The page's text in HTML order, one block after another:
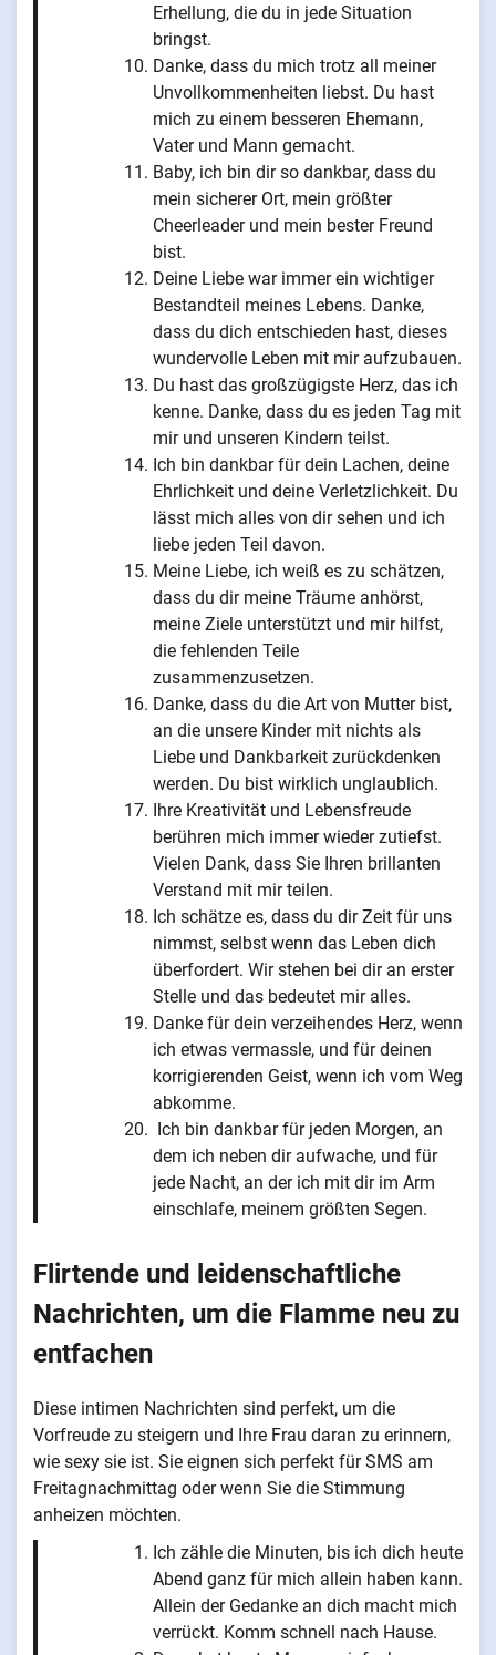
Erhellung, die du in jede Situation
bringst.
Danke, dass du mich trotz all meiner
Unvollkommenheiten liebst. Du hast
mich zu einem besseren Ehemann,
Vater und Mann gemacht.
Baby, ich bin dir so dankbar, dass du
mein sicherer Ort, mein größter
Cheerleader und mein bester Freund
bist.
Deine Liebe war immer ein wichtiger
Bestandteil meines Lebens. Danke,
dass du dich entschieden hast, dieses
wundervolle Leben mit mir aufzubauen.
Du hast das großzügigste Herz, das ich
kenne. Danke, dass du es jeden Tag mit
mir und unseren Kindern teilst.
Ich bin dankbar für dein Lachen, deine
Ehrlichkeit und deine Verletzlichkeit. Du
lässt mich alles von dir sehen und ich
liebe jeden Teil davon.
Meine Liebe, ich weiß es zu schätzen,
dass du dir meine Träume anhörst,
meine Ziele unterstützt und mir hilfst,
die fehlenden Teile
zusammenzusetzen.
Danke, dass du die Art von Mutter bist,
an die unsere Kinder mit nichts als
Liebe und Dankbarkeit zurückdenken
werden. Du bist wirklich unglaublich.
Ihre Kreativität und Lebensfreude
berühren mich immer wieder zutiefst.
Vielen Dank, dass Sie Ihren brillanten
Verstand mit mir teilen.
Ich schätze es, dass du dir Zeit für uns
nimmst, selbst wenn das Leben dich
überfordert. Wir stehen bei dir an erster
Stelle und das bedeutet mir alles.
Danke für dein verzeihendes Herz, wenn
ich etwas vermassle, und für deinen
korrigierenden Geist, wenn ich vom Weg
abkomme.
Ich bin dankbar für jeden Morgen, an
dem ich neben dir aufwache, und für
jede Nacht, an der ich mit dir im Arm
einschlafe, meinem größten Segen.
Flirtende und leidenschaftliche
Nachrichten, um die Flamme neu zu
entfachen
Diese intimen Nachrichten sind perfekt, um die
Vorfreude zu steigern und Ihre Frau daran zu erinnern,
wie sexy sie ist. Sie eignen sich perfekt für SMS am
Freitagnachmittag oder wenn Sie die Stimmung
anheizen möchten.
Ich zähle die Minuten, bis ich dich heute
Abend ganz für mich allein haben kann.
Allein der Gedanke an dich macht mich
verrückt. Komm schnell nach Hause.